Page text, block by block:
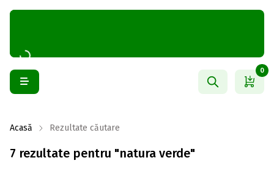
0
Acasă Rezultate căutare
7 rezultate pentru "natura verde"